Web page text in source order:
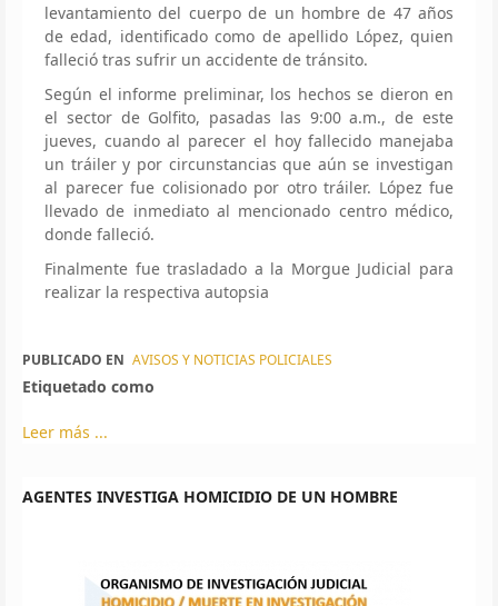
levantamiento del cuerpo de un hombre de 47 años
de edad, identificado como de apellido López, quien
falleció tras sufrir un accidente de tránsito.
Según el informe preliminar, los hechos se dieron en
el sector de Golfito, pasadas las 9:00 a.m., de este
jueves, cuando al parecer el hoy fallecido manejaba
un tráiler y por circunstancias que aún se investigan
al parecer fue colisionado por otro tráiler. López fue
llevado de inmediato al mencionado centro médico,
donde falleció.
Finalmente fue trasladado a la Morgue Judicial para
realizar la respectiva autopsia
PUBLICADO EN AVISOS Y NOTICIAS POLICIALES
Etiquetado como
Leer más ...
AGENTES INVESTIGA HOMICIDIO DE UN HOMBRE